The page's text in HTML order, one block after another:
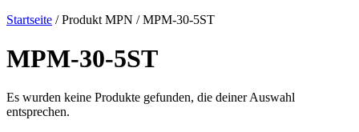
Startseite / Produkt MPN / MPM-30-5ST
MPM-30-5ST
Es wurden keine Produkte gefunden, die deiner Auswahl
entsprechen.